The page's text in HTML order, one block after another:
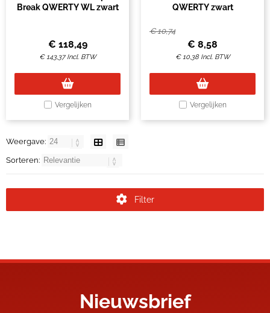
Break QWERTY WL zwart
€ 118,49
€143,37 Incl. BTW
Vergelijken
QWERTY zwart
€10,74
€ 8,58
€10,38 Incl. BTW
Vergelijken
Weergave:
Sorteren:
Filter
Nieuwsbrief